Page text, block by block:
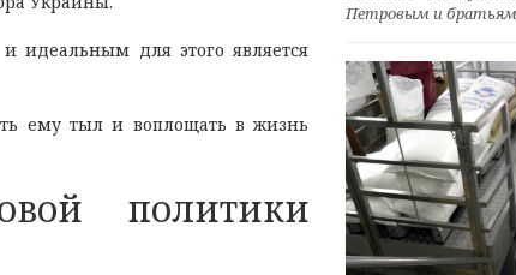
идеальным для этого является
ему тыл и воплощать в жизнь
политики
Петровым и